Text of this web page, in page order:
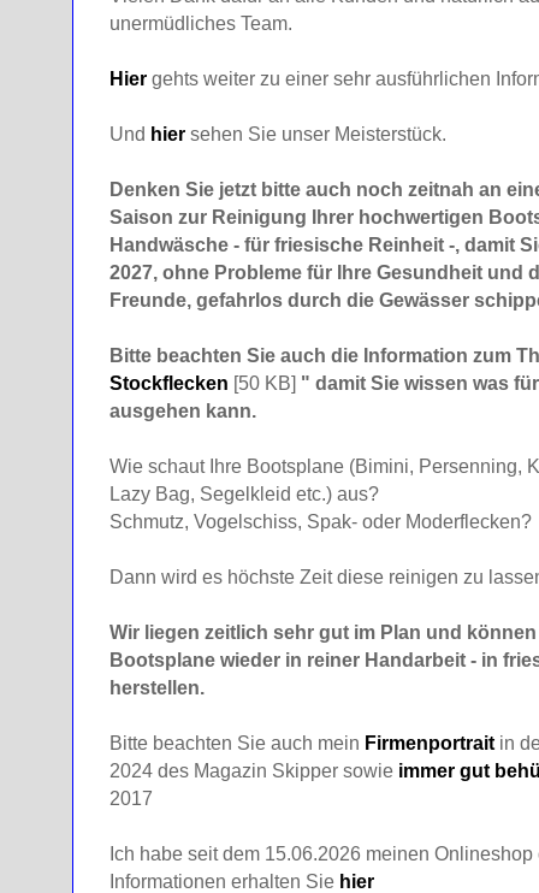
unermüdliches Team.
Hier gehts weiter zu einer sehr ausführlichen
Und hier sehen Sie unser Meisterstück.
Denken Sie jetzt bitte auch noch zeitnah an
Saison zur Reinigung Ihrer hochwertigen
Handwäsche - für friesische Reinheit -, damit
2027, ohne Probleme für Ihre Gesundheit und
Freunde, gefahrlos durch die Gewässer
Bitte beachten Sie auch die Information zum
Stockflecken [50 KB] " damit Sie wissen was
ausgehen kann.
Wie schaut Ihre Bootsplane (Bimini, Persenning,
Lazy Bag, Segelkleid etc.) aus?
Schmutz, Vogelschiss, Spak- oder Moderflecken?
Dann wird es höchste Zeit diese reinigen zu
Wir liegen zeitlich sehr gut im Plan und
Bootsplane wieder in reiner Handarbeit - in
herstellen.
Bitte beachten Sie auch mein Firmenportrait in
2024 des Magazin Skipper sowie immer gut
2017
Ich habe seit dem 15.06.2026 meinen
Informationen erhalten Sie hier